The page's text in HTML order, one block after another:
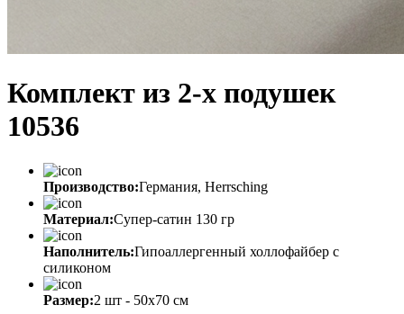
Комплект из 2-х подушек
10536
Производство:Германия, Herrsching
Материал:Супер-сатин 130 гр
Наполнитель:Гипоаллергенный холлофайбер с
силиконом
Размер:2 шт - 50х70 см